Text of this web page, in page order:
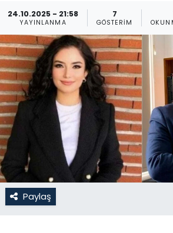
24.10.2025 - 21:58
YAYINLANMA
7
GÖSTERIM
Paylaş
KKTC YEREL SEÇİM 2018
Kültür Sanat
Magazin
Moda
Nöbetçi Eczaneler
Otomobil Dünyası
Politika